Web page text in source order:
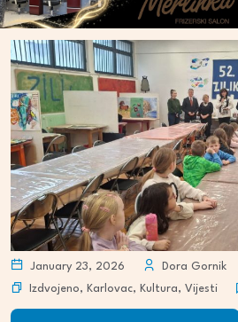
January 23, 2026
Dora Gornik
Izdvojeno, Karlovac, Kultura, Vijesti